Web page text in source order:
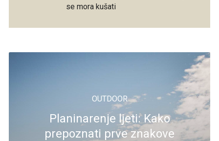
se mora kušati
OUTDOOR
Planinarenje ljeti: Kako
prepoznati prve znakove